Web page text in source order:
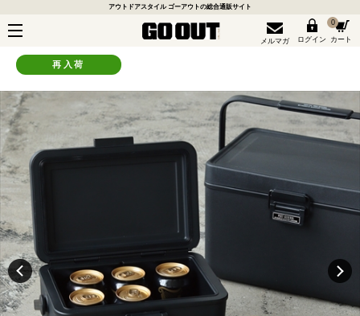
アウトドアスタイル ゴーアウトの総合通販サイト
メルマガ ログイン
0
カート
再入荷